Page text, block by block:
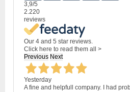
3,9/5
2.220
reviews
Our 4 and 5 star reviews.
Click here to read them all >
Previous Next
Yesterday
A fine and helpfull company. I had